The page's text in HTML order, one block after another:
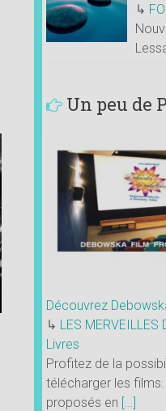
↳
Un peu de
Découvrez
↳ LES MERVEILLES
Livres
Profitez de la
télécharger les
proposés en […]